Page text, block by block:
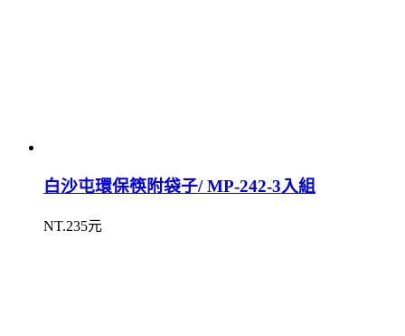
白沙屯環保筷附袋子/ MP-242-3入組
NT.235元